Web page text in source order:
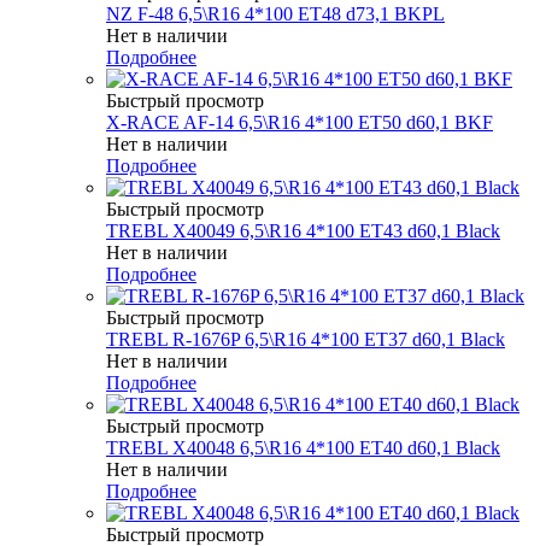
NZ F-48 6,5\R16 4*100 ET48 d73,1 BKPL
Нет в наличии
Подробнее
Быстрый просмотр
X-RACE AF-14 6,5\R16 4*100 ET50 d60,1 BKF
Нет в наличии
Подробнее
Быстрый просмотр
TREBL X40049 6,5\R16 4*100 ET43 d60,1 Black
Нет в наличии
Подробнее
Быстрый просмотр
TREBL R-1676P 6,5\R16 4*100 ET37 d60,1 Black
Нет в наличии
Подробнее
Быстрый просмотр
TREBL X40048 6,5\R16 4*100 ET40 d60,1 Black
Нет в наличии
Подробнее
Быстрый просмотр